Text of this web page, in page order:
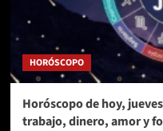
HORÓSCOPO
Horóscopo de hoy,
trabajo, dinero, amor y